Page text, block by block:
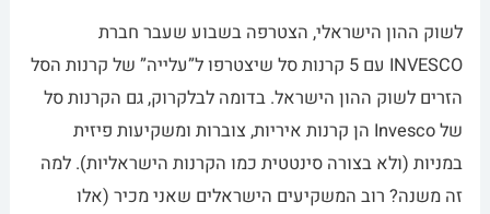
לשוק ההון הישראלי, הצטרפה בשבוע שעבר חברת
INVESCO עם 5 קרנות סל שיצטרפו ל”עלייה” של קרנות הסל
הזרים לשוק ההון הישראל. בדומה לבלקרוק, גם הקרנות סל
של Invesco הן קרנות איריות, צוברות ומשקיעות פיזית
במניות (ולא בצורה סינטטית כמו הקרנות הישראליות). למה
זה משנה? רוב המשקיעים הישראלים שאני מכיר (אלו